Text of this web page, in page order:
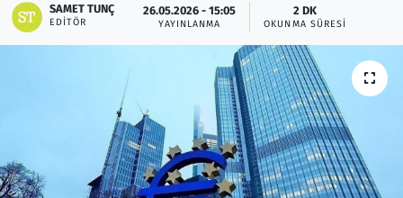
SAMET TUNÇ
EDITÖR
26.05.2026 - 15:05
YAYINLANMA
2 DK
OKUNMA SÜRESI
Oyun
Resmi İlanlar
Rüya Tabirleri